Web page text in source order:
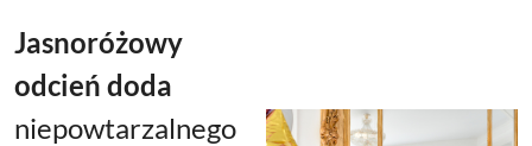
Jasnoróżowy
odcień doda
niepowtarzalnego